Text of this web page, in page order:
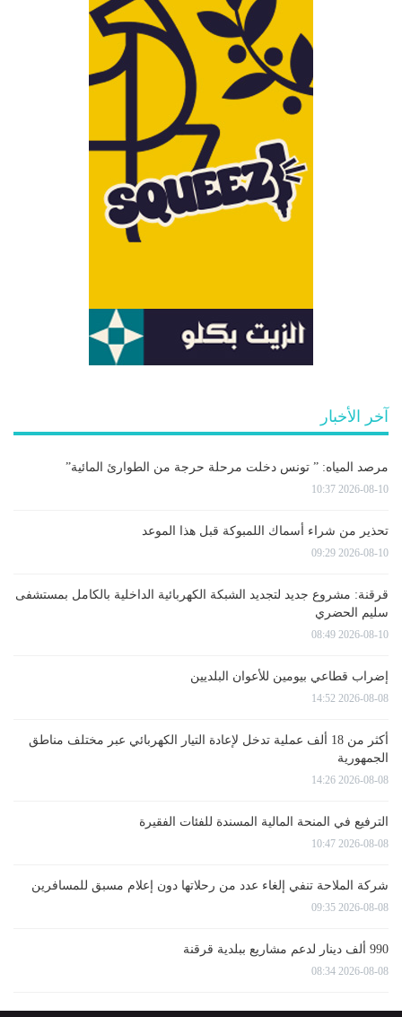
آخر الأخبار
مرصد المياه: ” تونس دخلت مرحلة حرجة من الطوارئ المائية”
2026-08-10 10:37
تحذير من شراء أسماك اللمبوكة قبل هذا الموعد
2026-08-10 09:29
قرقنة: مشروع جديد لتجديد الشبكة الكهربائية الداخلية بالكامل بمستشفى
سليم الحضري
2026-08-10 08:49
إضراب قطاعي بيومين للأعوان البلديين
2026-08-08 14:52
أكثر من 18 ألف عملية تدخل لإعادة التيار الكهربائي عبر مختلف مناطق
الجمهورية
2026-08-08 14:26
الترفيع في المنحة المالية المسندة للفئات الفقيرة
2026-08-08 10:47
شركة الملاحة تنفي إلغاء عدد من رحلاتها دون إعلام مسبق للمسافرين
2026-08-08 09:35
990 ألف دينار لدعم مشاريع ببلدية قرقنة
2026-08-08 08:34